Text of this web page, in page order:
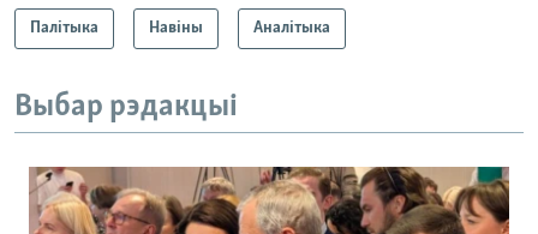
Палітыка Навіны Аналітыка
Выбар рэдакцыі